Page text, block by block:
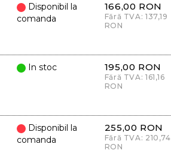
Disponibil la
comanda
166,00 RON
Fără TVA: 137,19
RON
In stoc 195,00 RON
Fără TVA: 161,16
RON
Disponibil la
comanda
255,00 RON
Fără TVA: 210,74
RON